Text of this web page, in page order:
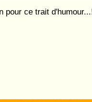
pour ce trait